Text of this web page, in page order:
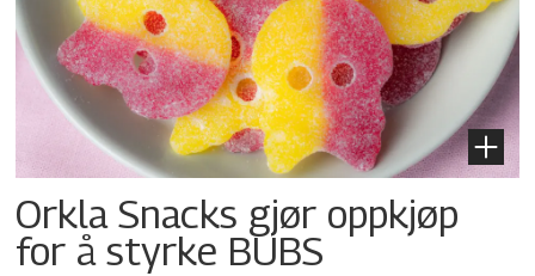
Orkla Snacks gjør oppkjøp
for å styrke BUBS